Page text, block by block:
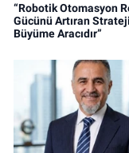
“Robotik Otomasyon
Gücünü Artıran
Büyüme Aracıdır”